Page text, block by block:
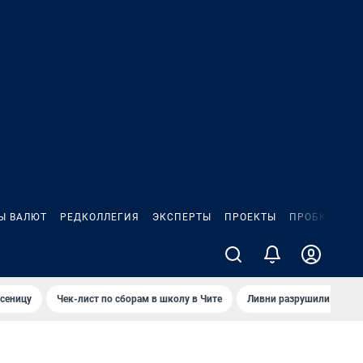
ВАЛЮТ РЕДКОЛЛЕГИЯ ЭКСПЕРТЫ ПРОЕКТЫ ПРОБКИ
Чек-лист по сборам в школу в Чите Ливни разрушили